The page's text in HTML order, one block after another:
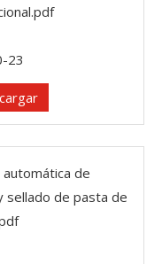
23
automática de
sellado de pasta de